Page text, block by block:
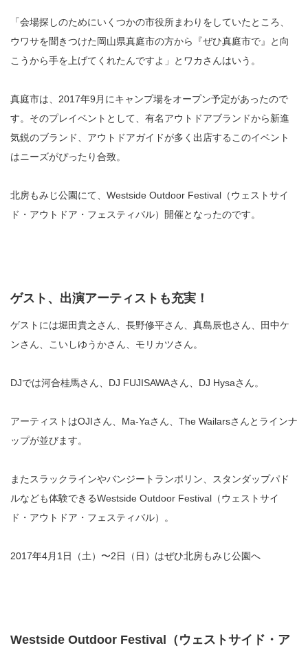
「会場探しのためにいくつかの市役所まわりをしていたところ、
ウワサを聞きつけた岡山県真庭市の方から『ぜひ真庭市で』と向
こうから手を上げてくれたんですよ」とワカさんはいう。
真庭市は、2017年9月にキャンプ場をオープン予定があったので
す。そのプレイベントとして、有名アウトドアブランドから新進
気鋭のブランド、アウトドアガイドが多く出店するこのイベント
はニーズがぴったり合致。
北房もみじ公園にて、Westside Outdoor Festival（ウェストサイ
ド・アウトドア・フェスティバル）開催となったのです。
ゲスト、出演アーティストも充実！
ゲストには堀田貴之さん、長野修平さん、真島辰也さん、田中ケ
ンさん、こいしゆうかさん、モリカツさん。
DJでは河合桂馬さん、DJ FUJISAWAさん、DJ Hysaさん。
アーティストはOJIさん、Ma-Yaさん、The Wailarsさんとラインナ
ップが並びます。
またスラックラインやバンジートランポリン、スタンダップパド
ルなども体験できるWestside Outdoor Festival（ウェストサイ
ド・アウトドア・フェスティバル）。
2017年4月1日（土）〜2日（日）はぜひ北房もみじ公園へ
Westside Outdoor Festival（ウェストサイド・ア